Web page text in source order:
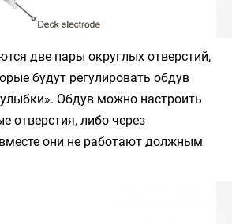
две пары округлых отверстий,
будут регулировать обдув
Обдув можно настроить
отверстия, либо через
они не работают должным